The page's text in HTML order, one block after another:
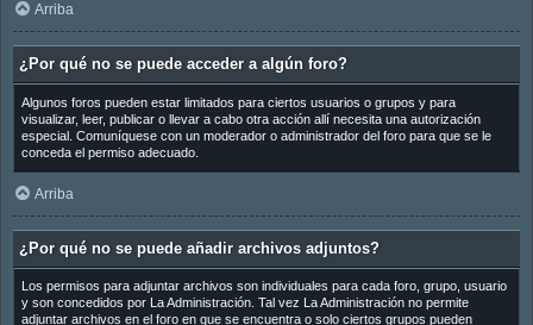
Arriba
¿Por qué no se puede acceder a algún foro?
Algunos foros pueden estar limitados para ciertos usuarios o grupos y para
visualizar, leer, publicar o llevar a cabo otra acción allí necesita una autorización
especial. Comuníquese con un moderador o administrador del foro para que se le
conceda el permiso adecuado.
Arriba
¿Por qué no se puede añadir archivos adjuntos?
Los permisos para adjuntar archivos son individuales para cada foro, grupo, usuario
y son concedidos por La Administración. Tal vez La Administración no permite
adjuntar archivos en el foro en que se encuentra o solo ciertos grupos pueden